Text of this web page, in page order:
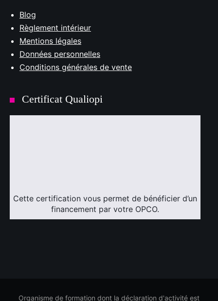
Blog
Règlement intérieur
Mentions légales
Données personnelles
Conditions générales de vente
Certificat Qualiopi
Cette certification vous permet de bénéficier d’un
financement par votre OPCO.
Organisme de formation dont la déclaration d'activité est